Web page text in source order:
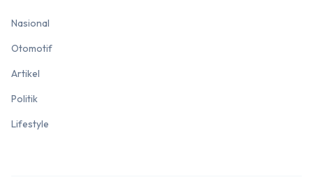
Nasional
Otomotif
Artikel
Politik
Lifestyle